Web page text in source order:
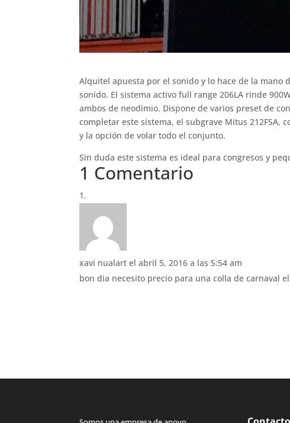
Alquitel apuesta por el sonido y lo hace de la mano
sonido. El sistema activo full range 206LA rinde
ambos de neodimio. Dispone de varios preset de
completar este sistema, el subgrave Mitus 212FSA,
y la opción de volar todo el conjunto.
Sin duda este sistema es ideal para congresos y
1 Comentario
xavi nualart el abril 5, 2016 a las 5:54 am
bon dia necesito precio para una colla de carnaval